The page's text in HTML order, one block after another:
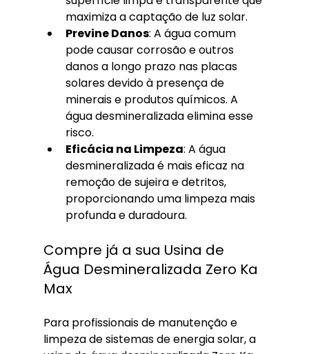
maximiza a captação de luz solar.
Previne Danos: A água comum
pode causar corrosão e outros
danos a longo prazo nas placas
solares devido à presença de
minerais e produtos químicos. A
água desmineralizada elimina esse
risco.
Eficácia na Limpeza: A água
desmineralizada é mais eficaz na
remoção de sujeira e detritos,
proporcionando uma limpeza mais
profunda e duradoura.
Compre já a sua Usina de
Água Desmineralizada Zero Ka
Max
Para profissionais de manutenção e
limpeza de sistemas de energia solar, a